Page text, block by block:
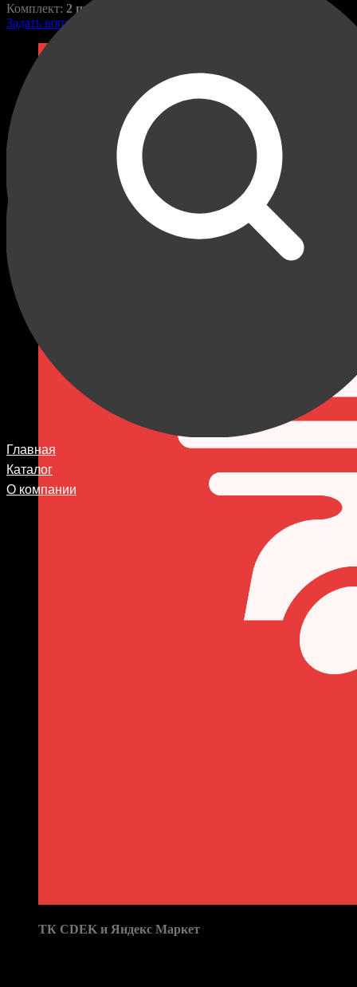
Главная
Каталог
О компании
Комплект: 2 шт.
Задать вопрос по товару
ТК CDEK и Яндекс Маркет